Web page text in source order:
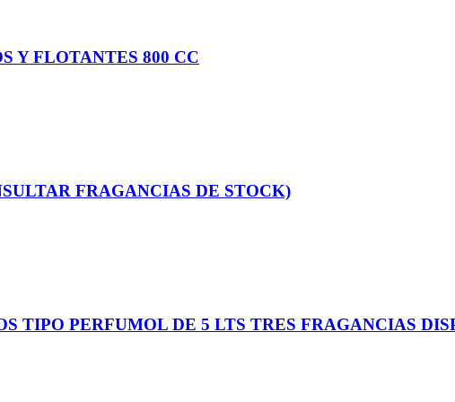
Y FLOTANTES 800 CC
FRAGANCIAS DE STOCK)
TIPO PERFUMOL DE 5 LTS TRES FRAGANCIAS